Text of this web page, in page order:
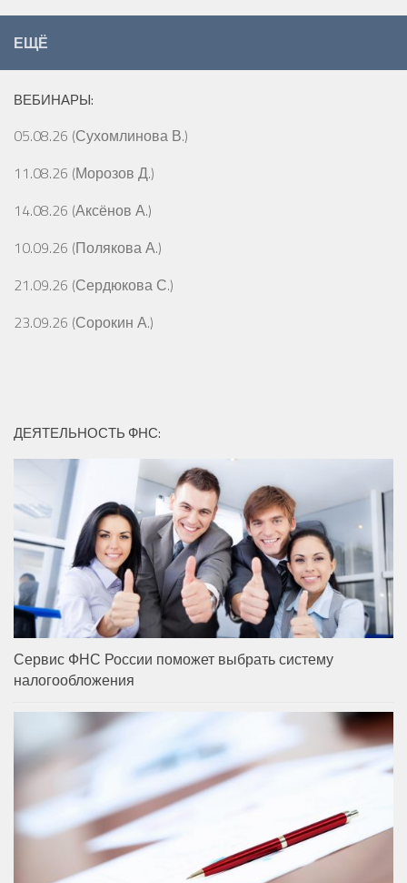
ЕЩЁ
ВЕБИНАРЫ:
05.08.26 (Сухомлинова В.)
11.08.26 (Морозов Д.)
14.08.26 (Аксёнов А.)
10.09.26 (Полякова А.)
21.09.26 (Сердюкова С.)
23.09.26 (Сорокин А.)
ДЕЯТЕЛЬНОСТЬ ФНС:
Сервис ФНС России поможет выбрать систему
налогообложения